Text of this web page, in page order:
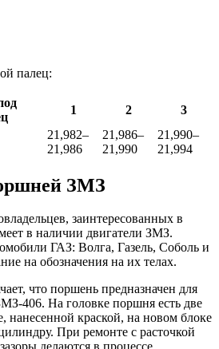
палец:
1 2
3
21,982–
21,986
21,986–
21,990
21,990–
21,994
ЗМЗ
заинтересованных в
в наличии двигатели ЗМЗ.
ГАЗ: Волга, Газель, Соболь и
на обозначения на их телах.
что поршень предназначен для
406. На головке поршня есть две
нанесенной краской, на новом блоке
При ремонте с расточкой